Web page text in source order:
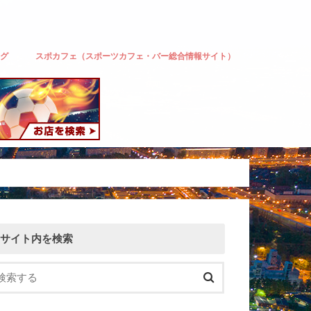
ク東京
ッツ
スポカフェ（スポーツカフェ・バー総合情報サイト）
サイト内を検索